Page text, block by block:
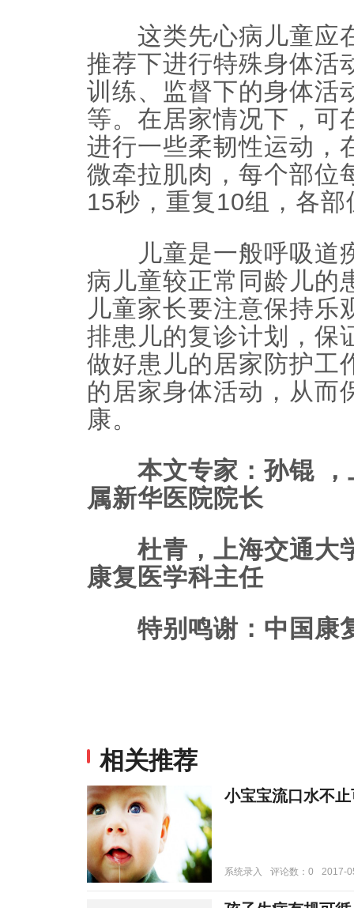
这类先心病儿童应
推荐下进行特殊身体活
训练、监督下的身体活
等。在居家情况下，可
进行一些柔韧性运动，
微牵拉肌肉，每个部位
15秒，重复10组，各
儿童是一般呼吸道
病儿童较正常同龄儿的
儿童家长要注意保持乐
排患儿的复诊计划，保
做好患儿的居家防护工
的居家身体活动，从而
康。
本文专家：孙锟 ，
属新华医院院长
杜青，上海交通大
康复医学科主任
特别鸣谢：中国康
相关推荐
小宝宝流口水不
系统录入 评论数：0 2017-